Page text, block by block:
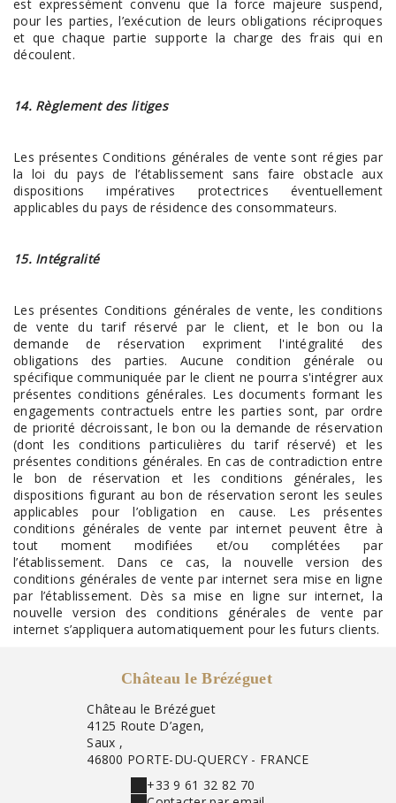
est expressément convenu que la force majeure suspend,
pour les parties, l’exécution de leurs obligations réciproques
et que chaque partie supporte la charge des frais qui en
découlent.
14. Règlement des litiges
Les présentes Conditions générales de vente sont régies par
la loi du pays de l’établissement sans faire obstacle aux
dispositions impératives protectrices éventuellement
applicables du pays de résidence des consommateurs.
15. Intégralité
Les présentes Conditions générales de vente, les conditions
de vente du tarif réservé par le client, et le bon ou la
demande de réservation expriment l'intégralité des
obligations des parties. Aucune condition générale ou
spécifique communiquée par le client ne pourra s'intégrer aux
présentes conditions générales. Les documents formant les
engagements contractuels entre les parties sont, par ordre
de priorité décroissant, le bon ou la demande de réservation
(dont les conditions particulières du tarif réservé) et les
présentes conditions générales. En cas de contradiction entre
le bon de réservation et les conditions générales, les
dispositions figurant au bon de réservation seront les seules
applicables pour l’obligation en cause. Les présentes
conditions générales de vente par internet peuvent être à
tout moment modifiées et/ou complétées par
l’établissement. Dans ce cas, la nouvelle version des
conditions générales de vente par internet sera mise en ligne
par l’établissement. Dès sa mise en ligne sur internet, la
nouvelle version des conditions générales de vente par
internet s’appliquera automatiquement pour les futurs clients.
Château le Brézéguet
Château le Brézéguet
4125 Route D’agen,
Saux ,
46800 PORTE-DU-QUERCY - FRANCE
+33 9 61 32 82 70